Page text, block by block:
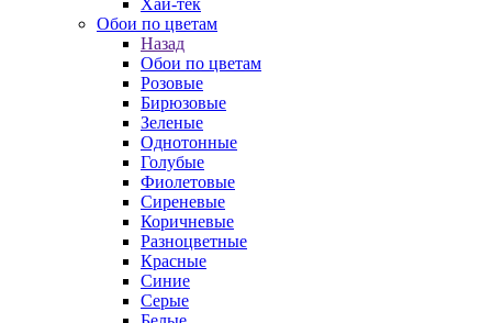
Хай-тек
Обои по цветам
Назад
Обои по цветам
Розовые
Бирюзовые
Зеленые
Однотонные
Голубые
Фиолетовые
Сиреневые
Коричневые
Разноцветные
Красные
Синие
Серые